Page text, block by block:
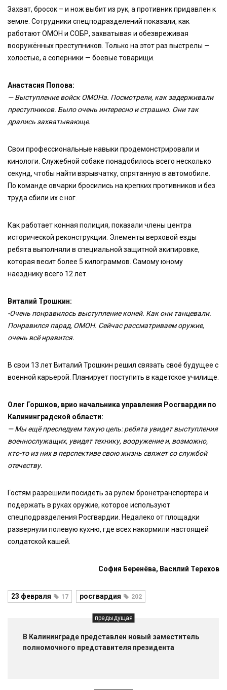
Захват, бросок – и нож выбит из рук, а противник придавлен к
земле. Сотрудники спецподразделений показали, как
работают ОМОН и СОБР, захватывая и обезвреживая
вооружённых преступников. Только на этот раз выстрелы —
холостые, а соперники — боевые товарищи.
Анастасия Попова:
— Выступление войск ОМОНа. Посмотрели, как задерживали
преступников. Было очень интересно и страшно. Они так
дрались захватывающе.
Свои профессиональные навыки продемонстрировали и
кинологи. Служебной собаке понадобилось всего несколько
секунд, чтобы найти взрывчатку, спрятанную в автомобиле.
По команде овчарки бросились на крепких противников и без
труда сбили их с ног.
Как работает конная полиция, показали члены центра
исторической реконструкции. Элементы верховой езды
ребята выполняли в специальной защитной экипировке,
которая весит более 5 килограммов. Самому юному
наезднику всего 12 лет.
Виталий Трошкин:
-Очень понравилось выступление коней. Как они танцевали.
Понравился парад, ОМОН. Сейчас рассматриваем оружие,
очень всё нравится.
В свои 13 лет Виталий Трошкин решил связать своё будущее с
военной карьерой. Планирует поступить в кадетское училище.
Олег Горшков, врио начальника управления Росгвардии по
Калининградской области:
— Мы ещё преследуем такую цель: ребята увидят выступления
военнослужащих, увидят технику, вооружение и, возможно,
кто-то из них в перспективе свою жизнь свяжет со службой
отечеству.
Гостям разрешили посидеть за рулем бронетранспортера и
подержать в руках оружие, которое используют
спецподразделения Росгвардии. Недалеко от площадки
развернули полевую кухню, где всех накормили настоящей
солдатской кашей.
София Беренёва, Василий Терехов
23 февраля 17 росгвардия 202
предыдущая
В Калининграде представлен новый заместитель
полномочного представителя президента